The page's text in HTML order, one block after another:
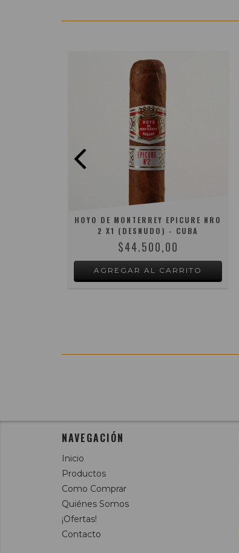
HOYO DE MONTERREY EPICURE NRO
2 X1 (DESNUDO) - CUBA
$44.500,00
NAVEGACIÓN
Inicio
Productos
Como Comprar
Quiénes Somos
¡Ofertas!
Contacto